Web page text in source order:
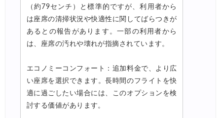
（約79センチ）と標準的ですが、利用者から
は座席の清掃状況や快適性に関してばらつきが
あるとの報告があります。一部の利用者から
は、座席の汚れや壊れが指摘されています。
エコノミーコンフォート：追加料金で、より広
い座席を選択できます。長時間のフライトを快
適に過ごしたい場合には、このオプションを検
討する価値があります。